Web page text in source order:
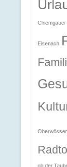
Chiemgauer
Eisenach
ob der